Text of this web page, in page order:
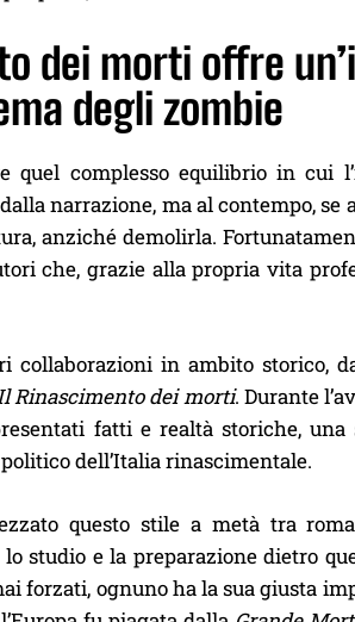
dei morti offre
degli zombie
quel complesso equilibrio in cui
narrazione, ma al contempo, se
anziché demolirla.
che, grazie alla propria vita
collaborazioni in ambito storico,
Rinascimento dei morti. Durante
fatti e realtà storiche, una
dell’Italia rinascimentale.
questo stile a metà tra
studio e la preparazione dietro
forzati, ognuno ha la sua giusta